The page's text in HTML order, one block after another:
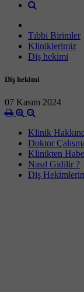
Tıbbi Birimler
Kliniklerimiz
Diş hekimi
Diş hekimi
07 Kasım 2024
Klinik
Doktor
Klinikten
Nasıl Gidilir ?
Diş